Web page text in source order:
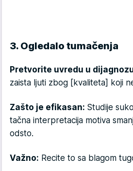
3. Ogledalo tumačenja
Pretvorite uvredu u
zaista ljuti zbog [kvaliteta] koji
Zašto je efikasan: Studije
tačna interpretacija motiva
odsto.
Važno: Recite to sa blagom